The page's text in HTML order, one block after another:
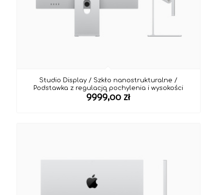
Studio Display / Szkło nanostrukturalne /
Podstawka z regulacją pochylenia i wysokości
9999,00 zł